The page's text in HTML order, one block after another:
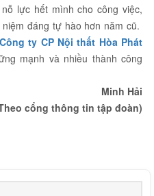
lực hết mình cho công việc,
đáng tự hào hơn năm cũ.
Công ty CP Nội thất Hòa Phát
mạnh và nhiều thành công
Minh Hải
cổng thông tin tập đoàn)